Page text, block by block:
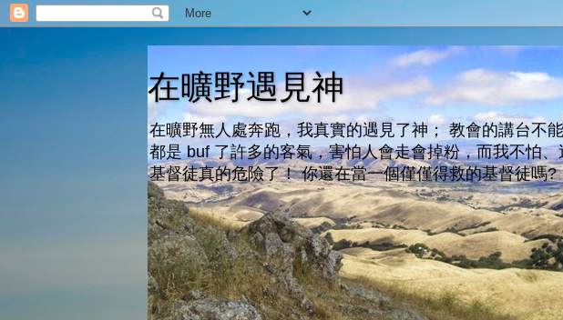
在曠野遇見神
在曠野無人處奔跑，我真實的遇見了神； 教會的講台不
都是 buf 了許多的客氣，害怕人會走會掉粉，而我不怕
基督徒真的危險了！ 你還在當一個僅僅得救的基督徒嗎?